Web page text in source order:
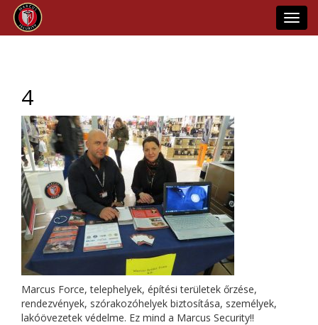
4
Marcus Force, telephelyek, építési területek őrzése,
rendezvények, szórakozóhelyek biztosítása, személyek,
lakóövezetek védelme. Ez mind a Marcus Security!!